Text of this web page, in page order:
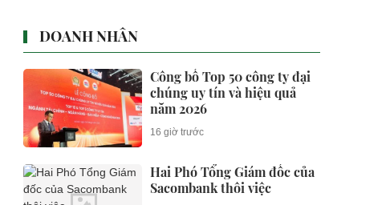
DOANH NHÂN
Công bố Top 50 công ty đại
chúng uy tín và hiệu quả
năm 2026
16 giờ trước
Hai Phó Tổng Giám đốc của
Sacombank thôi việc